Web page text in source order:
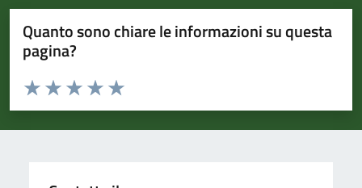
Quanto sono chiare le informazioni su questa
pagina?
Valuta da 1 a 5 stelle la pagina
Valuta 5 stelle su 5
Valuta 4 stelle su 5
Valuta 3 stelle su 5
Valuta 2 stelle su 5
Valuta 1 stelle su 5